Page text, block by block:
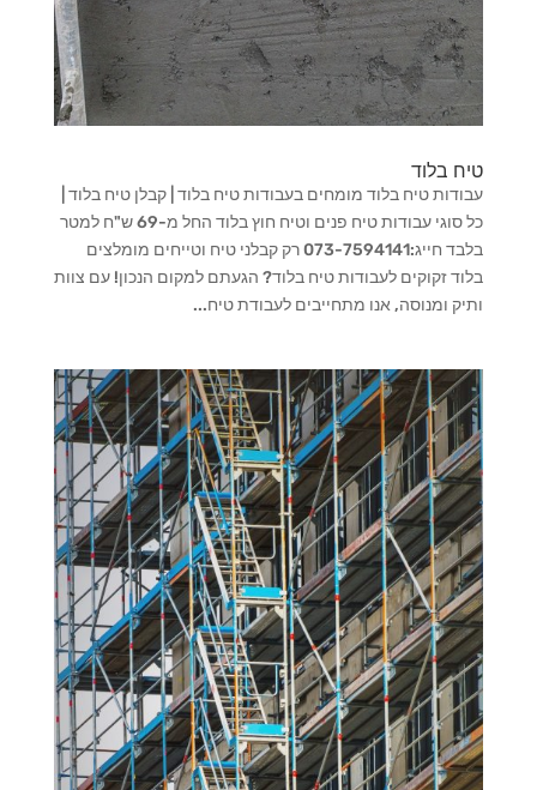
טיח בלוד
עבודות טיח בלוד מומחים בעבודות טיח בלוד | קבלן טיח בלוד |
כל סוגי עבודות טיח פנים וטיח חוץ בלוד החל מ-69 ש"ח למטר
בלבד חייג:073-7594141 רק קבלני טיח וטייחים מומלצים
בלוד זקוקים לעבודות טיח בלוד? הגעתם למקום הנכון! עם צוות
ותיק ומנוסה, אנו מתחייבים לעבודת טיח...